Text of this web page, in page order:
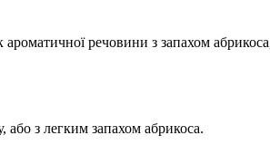
речовини з запахом
або з легким запахом абрикоса.